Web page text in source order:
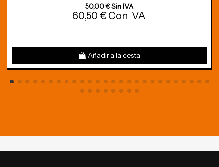
50,00 € Sin IVA
60,50 € Con IVA
Añadir a la cesta